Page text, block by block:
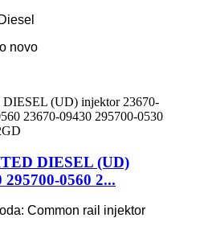
novo
DIESEL (UD)
295700-0560 2...
Common rail injektor